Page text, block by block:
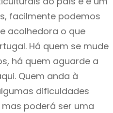
facilmente podemos
acolhedora o que
Há quem se mude
há quem aguarde a
Quem anda à
dificuldades
poderá ser uma